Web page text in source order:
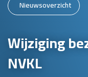
Nieuwsoverzicht
Wijziging
NVKL